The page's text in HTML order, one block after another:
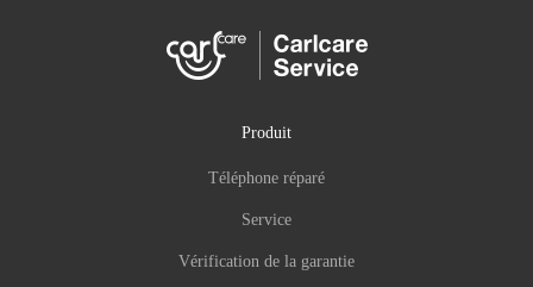
Produit
Téléphone réparé
Service
Vérification de la garantie